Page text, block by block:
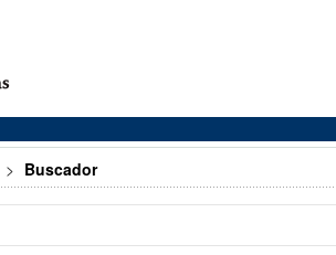
> Buscador